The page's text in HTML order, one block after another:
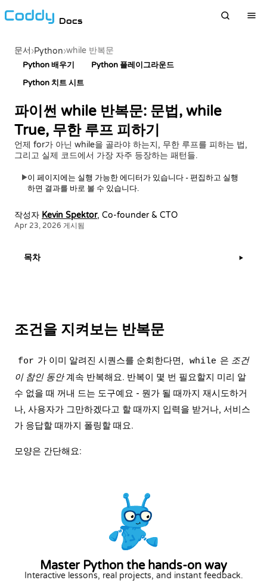
Docs
문서›Python›while 반복문
Python 배우기
Python 플레이그라운드
Python 치트 시트
파이썬 while 반복문: 문법, while
True, 무한 루프 피하기
언제 for가 아닌 while을 골라야 하는지, 무한 루프를 피하는 법,
그리고 실제 코드에서 가장 자주 등장하는 패턴들.
▶이 페이지에는 실행 가능한 에디터가 있습니다 - 편집하고 실행
하면 결과를 바로 볼 수 있습니다.
작성자 Kevin Spektor, Co-founder & CTO
Apr 23, 2026 게시됨
조건을 지켜보는 반복문
for 가 이미 알려진 시퀀스를 순회한다면, while 은 조건
이 참인 동안계속 반복해요. 반복이 몇 번 필요할지 미리 알
수 없을 때 꺼내 드는 도구예요 - 뭔가 될 때까지 재시도하거
나, 사용자가 그만하겠다고 할 때까지 입력을 받거나, 서비스
가 응답할 때까지 폴링할 때요.
모양은 간단해요:
Master Python the hands-on way
Interactive lessons, real projects, and instant feedback.
목차 ▶